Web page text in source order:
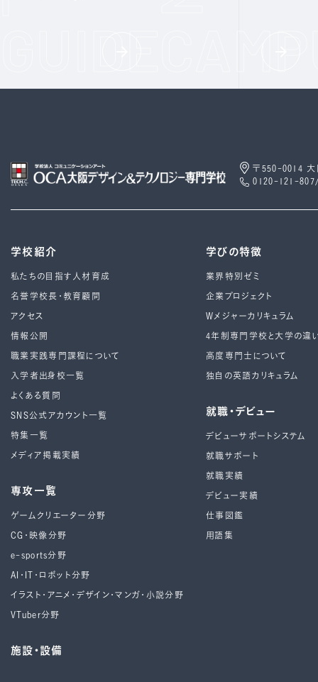
〒550-0014 大
0120-121-
学校紹介
私たちの目指す人材育成
名誉学校長・教育顧問
アクセス
情報公開
職業実践専門課程について
入学者出身校一覧
よくある質問
SNS公式アカウント一覧
特集一覧
メディア掲載実績
専攻一覧
ゲームクリエーター分野
CG・映像分野
e-sports分野
AI・IT・ロボット分野
イラスト・アニメ・デザイン・マンガ・小説分野
VTuber分野
施設・設備
学びの特徴
業界特別ゼミ
企業プロジェクト
Wメジャーカリキュラム
4年制専⾨学校と⼤学の違
高度専門士について
独自の英語カリキュラム
就職・デビュー
デビューサポートシステム
就職サポート
就職実績
デビュー実績
仕事図鑑
用語集